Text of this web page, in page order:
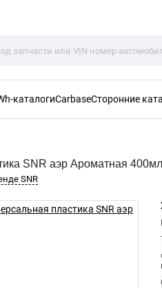
каталогиCarbaseСторонние
SNR аэр Ароматная 400мл
SNR